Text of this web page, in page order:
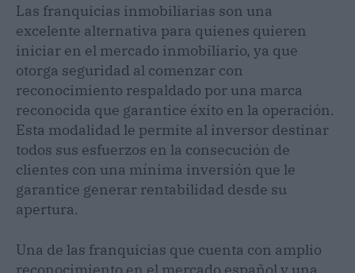
Las franquicias inmobiliarias son una
excelente alternativa para quienes quieren
iniciar en el mercado inmobiliario, ya que
otorga seguridad al comenzar con
reconocimiento respaldado por una marca
reconocida que garantice éxito en la operación.
Esta modalidad le permite al inversor destinar
todos sus esfuerzos en la consecución de
clientes con una mínima inversión que le
garantice generar rentabilidad desde su
apertura.
Una de las franquicias que cuenta con amplio
reconocimiento en el mercado español y una